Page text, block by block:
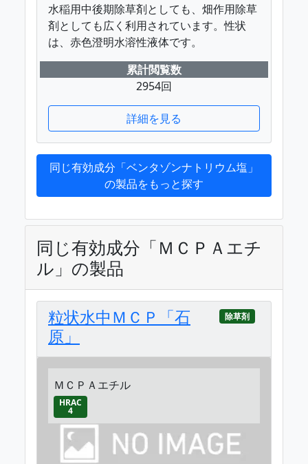
水稲用中後期除草剤としても、畑作用除草
剤としても広く利用されています。性状
は、赤色澄明水溶性液体です。
累計閲覧数
2954回
詳細を見る
同じ有効成分「ベンタゾンナトリウム塩」
の製品をもっと探す
同じ有効成分「ＭＣＰＡエチ
ル」の製品
粒状水中ＭＣＰ「石
原」
除草剤
ＭＣＰＡエチル
HRAC
4